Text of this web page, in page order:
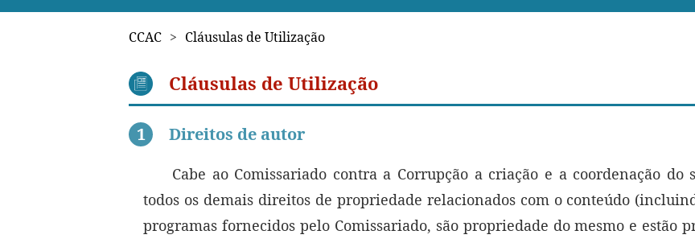
CCAC > Cláusulas de Utilização
Cláusulas de Utilização
1 Direitos de autor
Cabe ao Comissariado contra a Corrupção a criação e a coordenação
todos os demais direitos de propriedade relacionados com o conteúdo
programas fornecidos pelo Comissariado, são propriedade do mesmo e estão